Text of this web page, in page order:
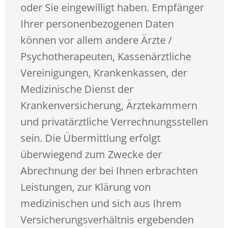
oder Sie eingewilligt haben. Empfänger
Ihrer personenbezogenen Daten
können vor allem andere Ärzte /
Psychotherapeuten, Kassenärztliche
Vereinigungen, Krankenkassen, der
Medizinische Dienst der
Krankenversicherung, Ärztekammern
und privatärztliche Verrechnungsstellen
sein. Die Übermittlung erfolgt
überwiegend zum Zwecke der
Abrechnung der bei Ihnen erbrachten
Leistungen, zur Klärung von
medizinischen und sich aus Ihrem
Versicherungsverhältnis ergebenden